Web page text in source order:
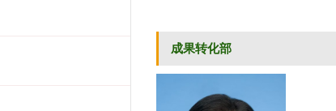
成果转化部